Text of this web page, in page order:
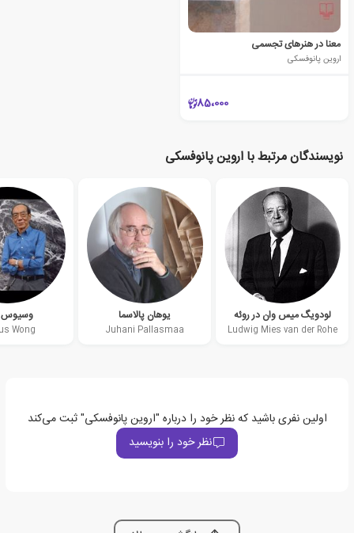
معنا در هنرهای تجسمی
اروین پانوفسکی
85،000
نویسندگان مرتبط با اروین پانوفسکی
لودویگ میس وان در روئه
Ludwig Mies van der Rohe
یوهان پالاسما
Juhani Pallasmaa
Wong
اولین نفری باشید که نظر خود را درباره "اروین پانوفسکی" ثبت می‌کند
نظر خود را بنویسید